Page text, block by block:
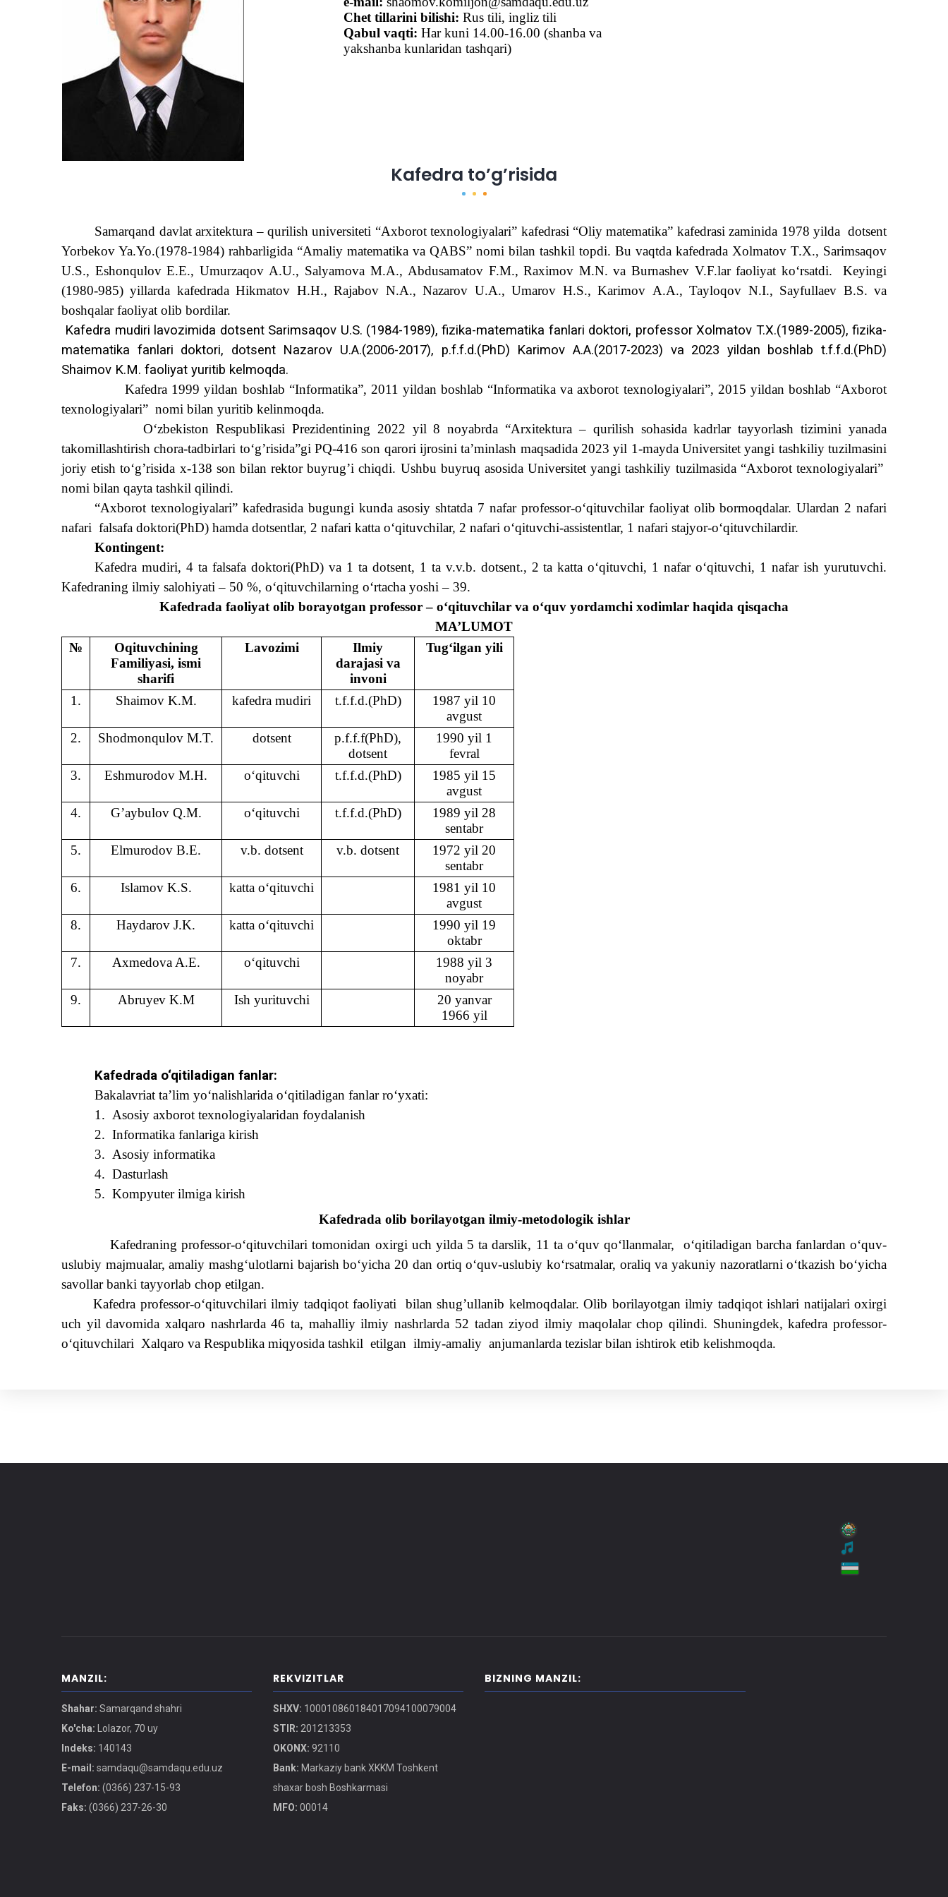
Chet tillarini bilishi: Rus tili, ingliz tili
Qabul vaqti: Har kuni 14.00-16.00 (shanba va
yakshanba kunlaridan tashqari)
Kafedra to’g’risida
Samarqand davlat arxitektura – qurilishuniversiteti “Axborot texnologiyalari” kafedrasi “Oliy matematika” kafedrasi zaminida 1978 yilda dotsent
Yorbekov Ya.Yo.(1978-1984) rahbarligida “Аmaliy matematika va QАBS” nomi bilan tashkil topdi. Bu vaqtda kafedrada Xolmatov T.X., Sarimsaqov
U.S., Eshonqulov E.E., Umurzaqov А.U., Salyamova M.А., Аbdusamatov F.M., Raximov M.N. va Burnashev V.F.lar faoliyat ko‘rsatdi.
Keyingi
(1980-985) yillarda kafedrada Hikmatov H.H., Rajabov N.А., Nazarov U.А., Umarov H.S., Karimov А.А., Tayloqov N.I., Sayfullaev B.S. va
boshqalar faoliyat olib bordilar.
Kafedra mudiri lavozimida dotsent Sarimsaqov U.S. (1984-1989), fizika-matematika fanlari doktori, professor Xolmatov T.X.(1989-2005), fizika-
matematika fanlari doktori, dotsent Nazarov U.А.(2006-2017), p.f.f.d.(PhD) Karimov A.A.(2017-2023) va 2023 yildan boshlab t.f.f.d.(PhD)
Shaimov K.M. faoliyat yuritib kelmoqda.
Kafedra 1999 yildan boshlab “Informatika”, 2011 yildan boshlab “Informatika va axborot texnologiyalari”, 2015 yildan boshlab “Axborot
texnologiyalari” nomi bilan yuritib kelinmoqda.
O‘zbekiston Respublikasi Prezidentining 2022 yil 8 noyabrda “Arxitektura – qurilish sohasida kadrlar tayyorlash tizimini yanada
takomillashtirish chora-tadbirlari to‘g’risida”gi PQ-416 son qarori ijrosini ta’minlash maqsadida 2023 yil 1-mayda Universitet yangi tashkiliy tuzilmasini
joriy etish to‘g’risida x-138 son bilan rektor buyrug’i chiqdi. Ushbu buyruq asosida Universitet yangi tashkiliy tuzilmasida “Axborot texnologiyalari”
nomi bilan qayta tashkil qilindi.
“Axborot texnologiyalari” kafedrasida bugungi kundaasosiy shtatda 7 nafar professor-o‘qituvchilar faoliyat olib bormoqdalar. Ulardan 2 nafari
nafari falsafa doktori(PhD) hamda dotsentlar, 2 nafari katta o‘qituvchilar, 2 nafari o‘qituvchi-assistentlar, 1 nafari stajyor-o‘qituvchilardir.
Kontingent:
Kafedra mudiri, 4 ta falsafa doktori(PhD) va 1 ta dotsent, 1 ta v.v.b. dotsent., 2 ta katta o‘qituvchi, 1 nafar o‘qituvchi, 1 nafar ish yurutuvchi.
Kafedraning ilmiy salohiyati – 50 %, o‘qituvchilarning o‘rtacha yoshi – 39.
Kafedrada faoliyat olib borayotgan professor – o‘qituvchilar va o‘quv yordamchi xodimlar haqida qisqacha
MA’LUMOT
№
Oqituvchining
Familiyasi, ismi
sharifi
Lavozimi
Ilmiy
darajasi va
invoni
Tug‘ilgan yili
1. Shaimov K.M. kafedra mudiri t.f.f.d.(PhD)
1987 yil 10
avgust
2.
Shodmonqulov M.T. dotsent
p.f.f.f(PhD),
dotsent
1990 yil 1
fevral
3.
Eshmurodov M.H. o‘qituvchi t.f.f.d.(PhD)
1985 yil 15
avgust
4.
G’aybulov Q.M. o‘qituvchi t.f.f.d.(PhD)
1989 yil 28
sentabr
5.
Elmurodov B.E. v.b. dotsent v.b. dotsent
1972 yil 20
sentabr
6.
Islamov K.S. katta o‘qituvchi
1981 yil 10
avgust
8.
Haydarov J.K. katta o‘qituvchi
1990 yil 19
oktabr
7.
Axmedova A.E. o‘qituvchi
1988 yil 3
noyabr
9.
Abruyev K.M Ish yurituvchi
20 yanvar
1966 yil
Kafedrada o‘qitiladigan fanlar:
Bakalavriat ta’lim yo‘nalishlarida o‘qitiladigan fanlar ro‘yxati:
1. Asosiy axborot texnologiyalaridan foydalanish
2. Informatika fanlariga kirish
3. Asosiy informatika
4. Dasturlash
5. Kompyuter ilmiga kirish
Kafedrada olib borilayotgan ilmiy-metodologik ishlar
Kafedraning professor-o‘qituvchilari tomonidan oxirgi uch yilda 5 ta darslik, 11 ta o‘quv qo‘llanmalar,
o‘qitiladigan barcha fanlardan o‘quv-
uslubiy majmualar,amaliy mashg‘ulotlarni bajarish bo‘yicha 20 dan ortiqo‘quv-uslubiy ko‘rsatmalar, oraliq va yakuniy nazoratlarni o‘tkazish bo‘yicha
savollar banki tayyorlab chop etilgan.
Kafedra professor-o‘qituvchilari ilmiy tadqiqot faoliyati
bilan shug’ullanib kelmoqdalar. Olib borilayotgan ilmiy tadqiqot ishlari natijalari oxirgi
uch yil davomida xalqaro nashrlarda 46 ta, mahalliy ilmiy nashrlarda 52 tadan ziyod ilmiy maqolalar chop qilindi. Shuningdek, kafedra professor-
o‘qituvchilari Xalqaro va Respublika miqyosida tashkil etilgan ilmiy-amaliy anjumanlarda tezislar bilan ishtirok etib kelishmoqda.
MANZIL:
Shahar: Samarqand shahri
Ko'cha: Lolazor, 70 uy
Indeks: 140143
E-mail: samdaqu@samdaqu.edu.uz
Telefon: (0366) 237-15-93
Faks: (0366) 237-26-30
REKVIZITLAR
SHXV: 100010860184017094100079004
STIR: 201213353
OKONX: 92110
Bank: Markaziy bank XKKM Toshkent
shaxar bosh Boshkarmasi
MFO: 00014
BIZNING MANZIL: